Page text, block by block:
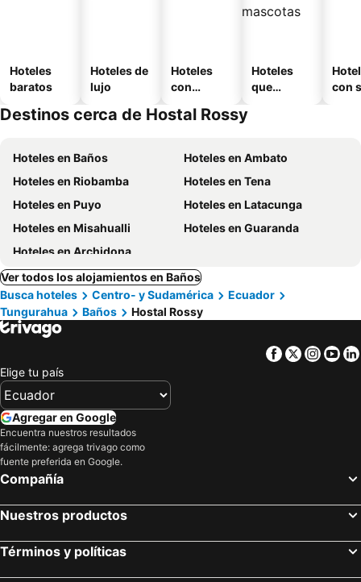
Hoteles
baratos
Hoteles de
lujo
Hoteles
con
Hoteles
que
con
Destinos cerca de Hostal Rossy
Hoteles en Baños
Hoteles en Ambato
Hoteles en Riobamba
Hoteles en Tena
Hoteles en Puyo
Hoteles en Latacunga
Hoteles en Misahualli
Hoteles en Guaranda
Hoteles en Archidona
Ver todos los alojamientos en Baños
Busca hoteles
Centro- y Sudamérica
Ecuador
Tungurahua
Baños Hostal Rossy
Facebook
Twitter
Elige tu país
Agregar en Google
Encuentra nuestros resultados
fácilmente: agrega trivago como
fuente preferida en Google.
Compañía
Nuestros productos
Términos y políticas